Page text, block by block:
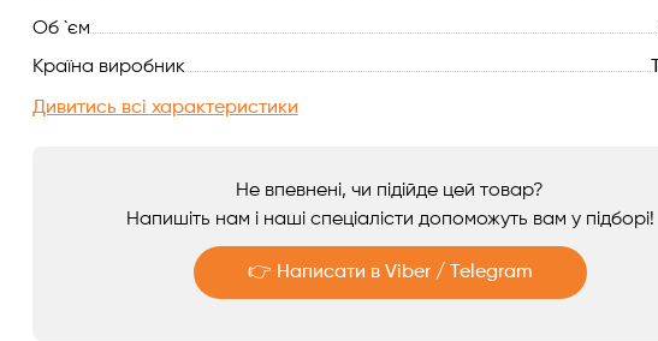
Аксесуари
Об `єм
Країна виробник
Дивитись всі характеристики
Не впевнені, чи підійде цей товар?
Напишіть нам і наші спеціалісти допоможуть вам у підборі!
👉 Написати в Viber / Telegram